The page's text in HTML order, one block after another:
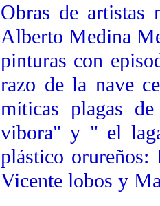
Obras de artistas
Alberto Medina
pinturas con
razo de la nave
míticas plagas
vibora" y " el
plástico orureños:
Vicente lobos y